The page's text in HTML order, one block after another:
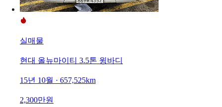
실매물
현대 올뉴마이티 3.5톤 윙바디
15년 10월 · 657,525km
2,300만원